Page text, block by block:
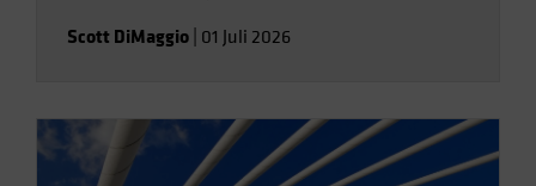
Scott DiMaggio 01 Juli 2026